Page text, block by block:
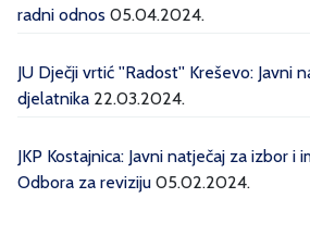
radni odnos 05.04.2024.
JU Dječji vrtić ''Radost'' Kreševo: Javni
djelatnika 22.03.2024.
JKP Kostajnica: Javni natječaj za izbor i
Odbora za reviziju 05.02.2024.